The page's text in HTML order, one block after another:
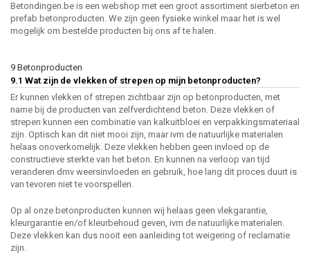
Betondingen.be is een webshop met een groot assortiment sierbeton en
prefab betonproducten. We zijn geen fysieke winkel maar het is wel
mogelijk om bestelde producten bij ons af te halen.
9 Betonproducten
9.1 Wat zijn de vlekken of strepen op mijn betonproducten?
Er kunnen vlekken of strepen zichtbaar zijn op betonproducten, met
name bij de producten van zelfverdichtend beton. Deze vlekken of
strepen kunnen een combinatie van kalkuitbloei en verpakkingsmateriaal
zijn. Optisch kan dit niet mooi zijn, maar ivm de natuurlijke materialen
helaas onoverkomelijk. Deze vlekken hebben geen invloed op de
constructieve sterkte van het beton. En kunnen na verloop van tijd
veranderen dmv weersinvloeden en gebruik, hoe lang dit proces duurt is
van tevoren niet te voorspellen.
Op al onze betonproducten kunnen wij helaas geen vlekgarantie,
kleurgarantie en/of kleurbehoud geven, ivm de natuurlijke materialen.
Deze vlekken kan dus nooit een aanleiding tot weigering of reclamatie
zijn.